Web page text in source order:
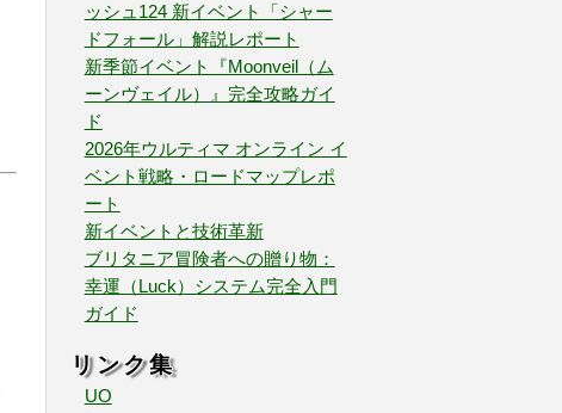
ッシュ124 新イベント「シャー
ドフォール」解説レポート
新季節イベント『Moonveil（ム
ーンヴェイル）』完全攻略ガイ
ド
2026年ウルティマ オンライン イ
ベント戦略・ロードマップレポ
ート
新イベントと技術革新
ブリタニア冒険者への贈り物：
幸運（Luck）システム完全入門
ガイド
リンク集
UO